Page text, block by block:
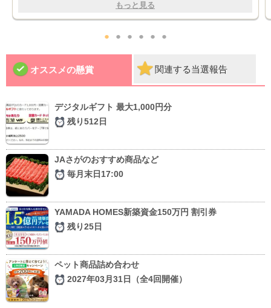
もっと見る
● ● ● ● ● ●
オススメの懸賞 関連する当選報告
デジタルギフト 最大1,000円分
残り512日
JAさがのおすすめ商品など
毎月末日17:00
YAMADA HOMES新築資金150万円 割引券
残り25日
ペット商品詰め合わせ
2027年03月31日（全4回開催）